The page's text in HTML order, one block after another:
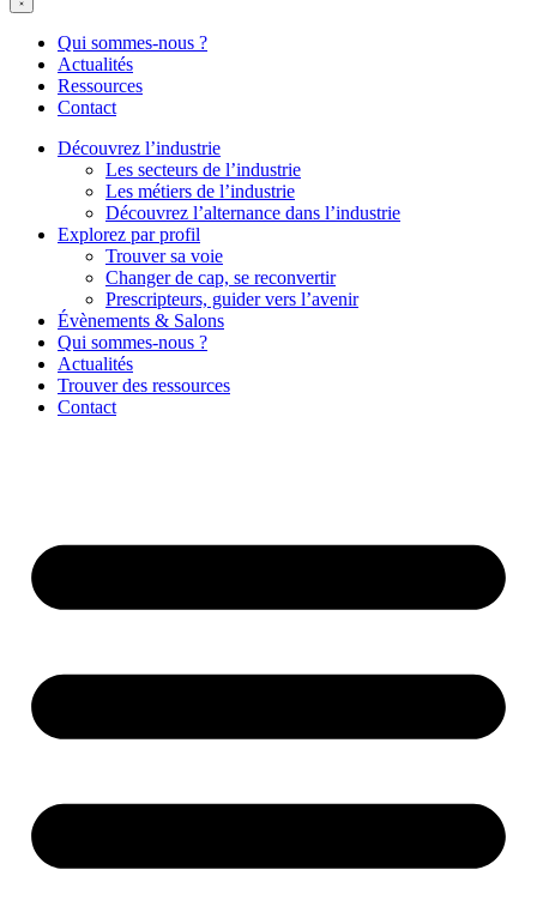
Qui sommes-nous ?
Actualités
Ressources
Contact
Découvrez l’industrie
Les secteurs de l’industrie
Les métiers de l’industrie
Découvrez l’alternance dans l’industrie
Explorez par profil
Trouver sa voie
Changer de cap, se reconvertir
Prescripteurs, guider vers l’avenir
Évènements & Salons
Qui sommes-nous ?
Actualités
Trouver des ressources
Contact